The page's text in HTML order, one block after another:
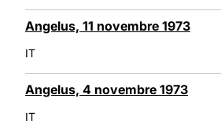
Angelus, 11 novembre 1973
IT
Angelus, 4 novembre 1973
IT